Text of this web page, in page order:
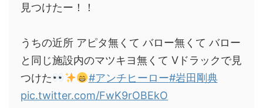
見つけたー！！
うちの近所 アピタ無くて バロー無くて バロー
と同じ施設内のマツキヨ無くて Vドラックで見
つけた
#アンチヒーロー#岩田剛典
pic.twitter.com/FwK9rOBEkO